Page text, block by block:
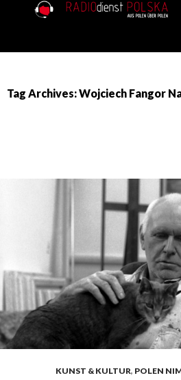
Tag Archives: Wojciech Fangor
KUNST & KULTUR, POLEN